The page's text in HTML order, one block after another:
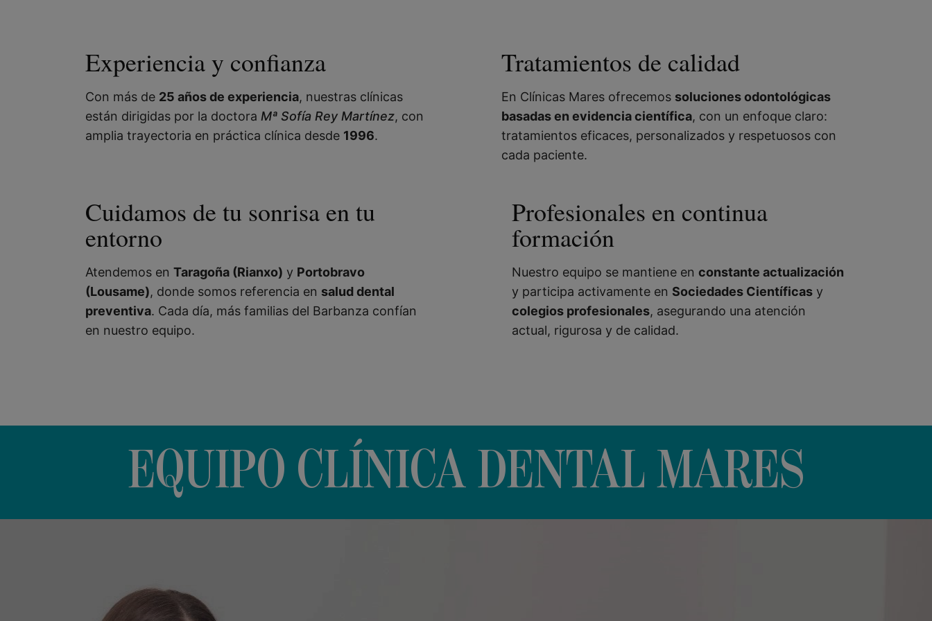
Experiencia y confianza
Con más de 25 años de experiencia, nuestras clínicas
están dirigidas por la doctora Mª Sofía Rey Martínez, con
amplia trayectoria en práctica clínica desde 1996.
Tratamientos de calidad
En Clínicas Mares ofrecemos soluciones odontológicas
basadas en evidencia científica, con un enfoque claro:
tratamientos eficaces, personalizados y respetuosos con
cada paciente.
Cuidamos de tu sonrisa en tu
entorno
Atendemos en Taragoña (Rianxo) y Portobravo
(Lousame), donde somos referencia en salud dental
preventiva. Cada día, más familias del Barbanza confían
en nuestro equipo.
Profesionales en continua
formación
Nuestro equipo se mantiene en constante actualización
y participa activamente en Sociedades Científicas y
colegios profesionales, asegurando una atención
actual, rigurosa y de calidad.
EQUIPO CLÍNICA DENTAL MARES